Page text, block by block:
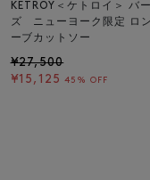
KETROY＜ケトロイ＞ バ
ズ ニューヨーク限定 ロ
ーブカットソー
¥27,500
¥15,125 45% OFF